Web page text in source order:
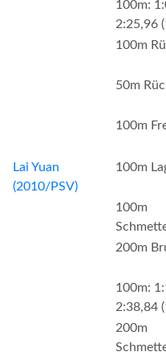
100m:
2:25,96
100m
50m
100m
Lai Yuan
(2010/PSV)
100m
100m
200m
100m:
2:38,84
200m